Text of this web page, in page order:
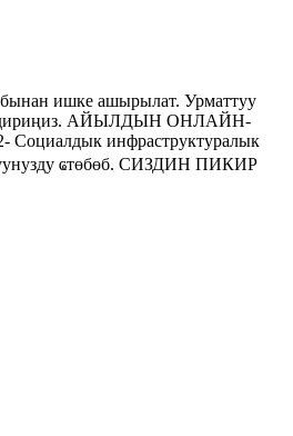
ишке ашырылат. Урматтуу
билдириңиз. АЙЫЛДЫН ОНЛАЙН-
инфраструктуралык
ҩтөбөб. СИЗДИН ПИКИР